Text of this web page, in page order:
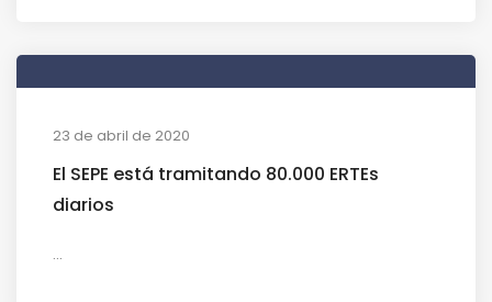
23 de abril de 2020
El SEPE está tramitando 80.000 ERTEs
diarios
...